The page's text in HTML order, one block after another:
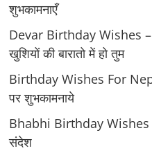
शुभकामनाएँ
Devar Birthday Wishes –
खुशियों की बारातो में हो तुम
Birthday Wishes For
पर शुभकामनाये
Bhabhi Birthday Wishes
संदेश